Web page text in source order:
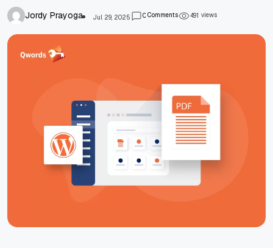
Jordy Prayoga Jul 29, 2025 0Comments 491 views